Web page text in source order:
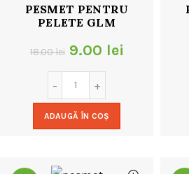
PESMET PENTRU
PELETE GLM
18.00lei Prețul
inițial
a
fost:
9.00 lei
ADAUGĂ ÎN COȘ